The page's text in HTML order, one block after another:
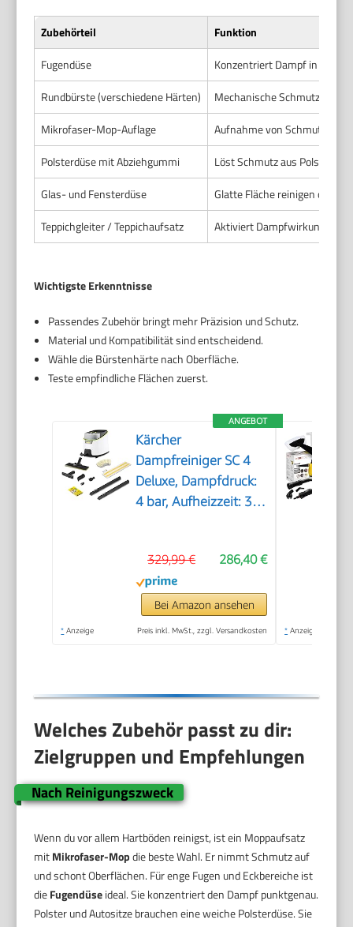
Zubehörteil
Funktion
Fugendüse
Konzentriert Dampf in
Rundbürste (verschiedene Härten)
Mechanische
Mikrofaser-Mop-Auflage
Aufnahme von Schmutz und
Polsterdüse mit Abziehgummi
Löst Schmutz aus Polstern
Glas- und Fensterdüse
Glatte Fläche reinigen ohne
Teppichgleiter / Teppichaufsatz
Aktiviert Dampfwirkung auf
Wichtigste Erkenntnisse
Passendes Zubehör bringt mehr Präzision und Schutz.
Material und Kompatibilität sind entscheidend.
Wähle die Bürstenhärte nach Oberfläche.
Teste empfindliche Flächen zuerst.
ANGEBOT
Kärcher
Dampfreiniger SC 4
Deluxe, Dampfdruck:
4 bar, Aufheizzeit: 3
inkl.
Bodenreinigungsset
EasyFix, Düsen,
Mikrofaser-Überzug
286,40 €
329,99 €
Bei Amazon ansehen
* Anzeige Preis inkl. MwSt., zzgl. Versandkosten * Anzeige
Welches Zubehör passt zu dir:
Zielgruppen und Empfehlungen
Nach Reinigungszweck
Wenn du vor allem Hartböden reinigst, ist ein Moppaufsatz
mitMikrofaser-Mopdie beste Wahl. Er nimmt Schmutz auf
und schont Oberflächen. Für enge Fugen und Eckbereiche ist
dieFugendüseideal. Sie konzentriert den Dampf punktgenau.
Polster und Autositze brauchen eine weiche Polsterdüse. Sie